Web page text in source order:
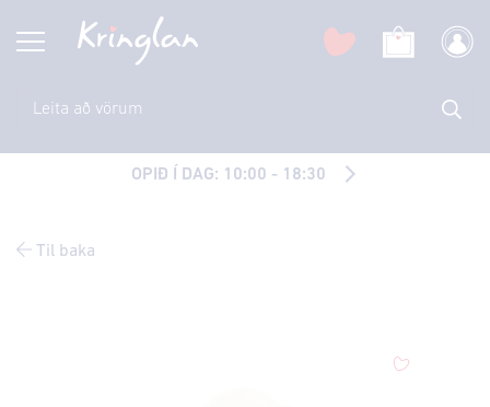
OPIÐ Í DAG: 10:00 - 18:30
Til baka